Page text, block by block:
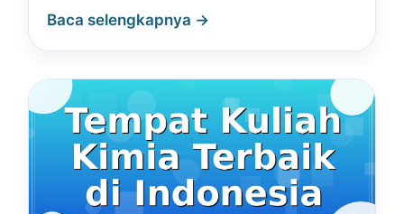
Baca selengkapnya →